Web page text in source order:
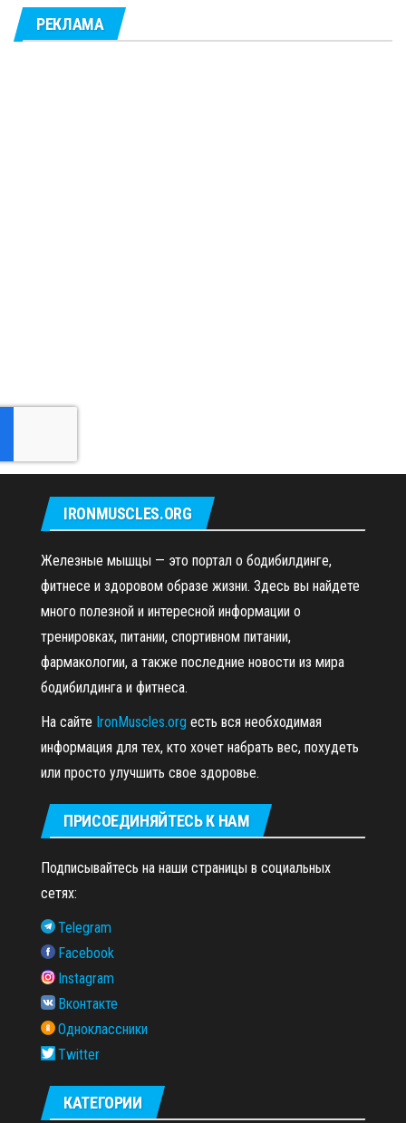
РЕКЛАМА
IRONMUSCLES.ORG
Железные мышцы — это портал о бодибилдинге,
фитнесе и здоровом образе жизни. Здесь вы найдете
много полезной и интересной информации о
тренировках, питании, спортивном питании,
фармакологии, а также последние новости из мира
бодибилдинга и фитнеса.
На сайте IronMuscles.org есть вся необходимая
информация для тех, кто хочет набрать вес, похудеть
или просто улучшить свое здоровье.
ПРИСОЕДИНЯЙТЕСЬ К НАМ
Подписывайтесь на наши страницы в социальных
сетях:
Telegram
Facebook
Instagram
Вконтакте
Одноклассники
Twitter
КАТЕГОРИИ